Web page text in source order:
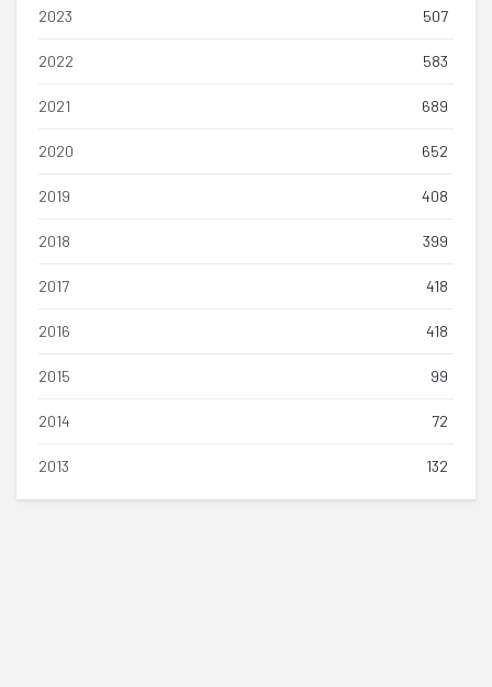
2023 507
2022 583
2021 689
2020 652
2019 408
2018 399
2017 418
2016 418
2015 99
2014 72
2013 132